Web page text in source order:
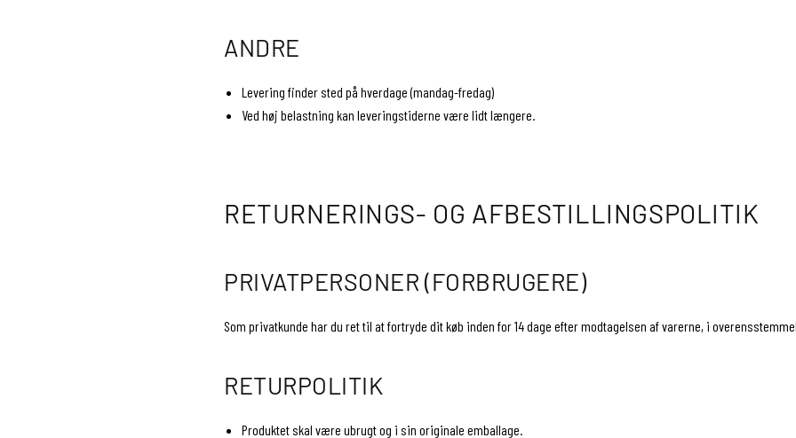
ANDRE
Levering finder sted på hverdage (mandag-fredag)
Ved høj belastning kan leveringstiderne være lidt længere.
RETURNERINGS- OG AFBESTILLINGSPOLITIK
PRIVATPERSONER (FORBRUGERE)
Som privatkunde har du ret til at fortryde dit køb inden for 14 dage efter modtagelsen af ​​varerne, i
RETURPOLITIK
Produktet skal være ubrugt og i sin originale emballage.